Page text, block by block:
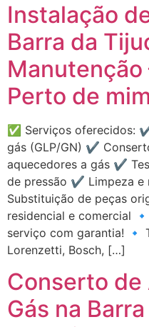
Instalação
Barra da
Manutenção
Perto de mim
✅ Serviços oferecidos:
gás (GLP/GN) ✔️
aquecedores a gás ✔️
de pressão ✔️ Limpeza
Substituição de peças
residencial e comercial
serviço com garantia! 🔹
Lorenzetti, Bosch, […]
Conserto de
Gás na